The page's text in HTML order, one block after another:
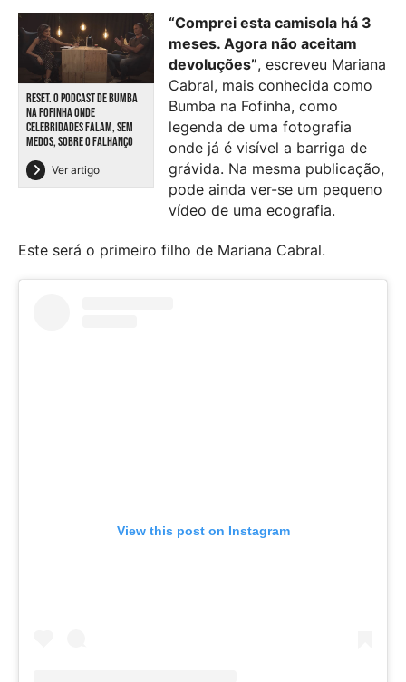
RESET. O PODCAST DE BUMBA
NA FOFINHA ONDE
CELEBRIDADES FALAM, SEM
MEDOS, SOBRE O FALHANÇO
Ver artigo
“Comprei esta camisola há 3
meses. Agora não aceitam
devoluções”, escreveu Mariana
Cabral, mais conhecida como
Bumba na Fofinha, como
legenda de uma fotografia
onde já é visível a barriga de
grávida. Na mesma publicação,
pode ainda ver-se um pequeno
vídeo de uma ecografia.
Este será o primeiro filho de Mariana Cabral.
View this post on Instagram